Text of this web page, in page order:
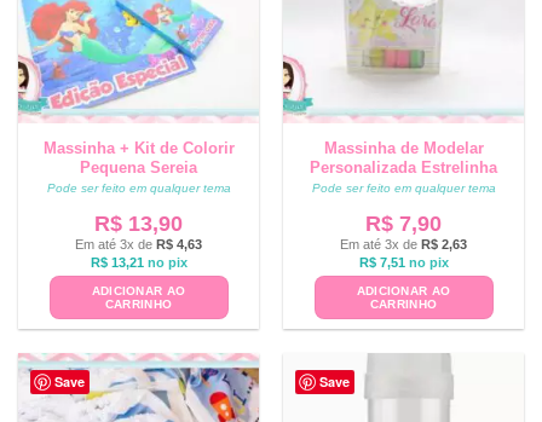
Massinha + Kit de Colorir
Pequena Sereia
Pode ser feito em qualquer tema
R$ 13,90
Em até 3x de R$ 4,63
R$13,21 no pix
ADICIONAR AO
CARRINHO
Massinha de Modelar
Personalizada Estrelinha
Pode ser feito em qualquer tema
R$ 7,90
Em até 3x de R$ 2,63
R$7,51 no pix
ADICIONAR AO
CARRINHO
Save Save